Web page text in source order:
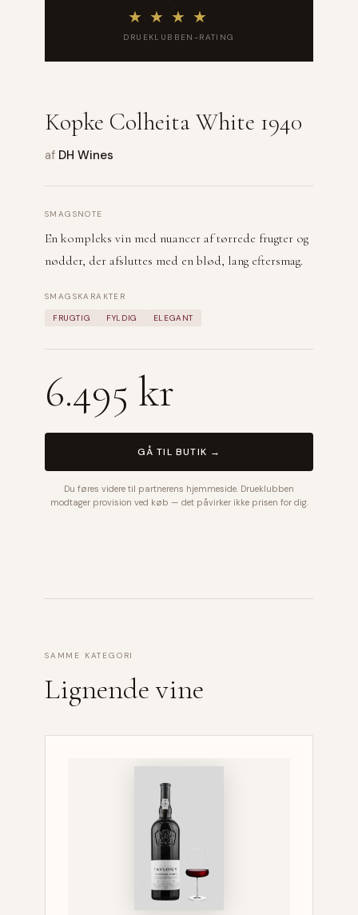
★ ★ ★ ★
DRUEKLUBBEN-RATING
Kopke Colheita White 1940
af DH Wines
SMAGSNOTE
En kompleks vin med nuancer af tørrede frugter og
nødder, der afsluttes med en blød, lang eftersmag.
SMAGSKARAKTER
FRUGTIG FYLDIG ELEGANT
6.495 kr
GÅ TIL BUTIK →
Du føres videre til partnerens hjemmeside. Drueklubben
modtager provision ved køb — det påvirker ikke prisen for dig.
SAMME KATEGORI
Lignende vine